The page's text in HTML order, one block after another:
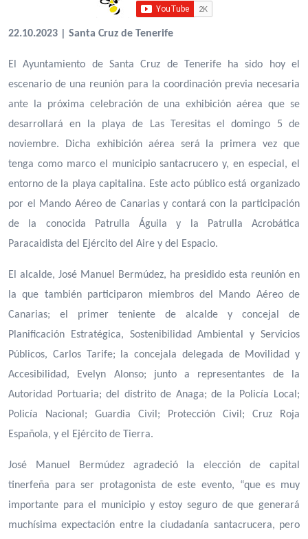
22.10.2023 | Santa Cruz de Tenerife
El Ayuntamiento de Santa Cruz de Tenerife ha sido hoy el
escenario de una reunión para la coordinación previa necesaria
ante la próxima celebración de una exhibición aérea que se
desarrollará en la playa de Las Teresitas el domingo 5 de
noviembre. Dicha exhibición aérea será la primera vez que
tenga como marco el municipio santacrucero y, en especial, el
entorno de la playa capitalina. Este acto público está organizado
por el Mando Aéreo de Canarias y contará con la participación
de la conocida Patrulla Águila y la Patrulla Acrobática
Paracaidista del Ejército del Aire y del Espacio.
El alcalde, José Manuel Bermúdez, ha presidido esta reunión en
la que también participaron miembros del Mando Aéreo de
Canarias; el primer teniente de alcalde y concejal de
Planificación Estratégica, Sostenibilidad Ambiental y Servicios
Públicos, Carlos Tarife; la concejala delegada de Movilidad y
Accesibilidad, Evelyn Alonso; junto a representantes de la
Autoridad Portuaria; del distrito de Anaga; de la Policía Local;
Policía Nacional; Guardia Civil; Protección Civil; Cruz Roja
Española, y el Ejército de Tierra.
José Manuel Bermúdez agradeció la elección de capital
tinerfeña para ser protagonista de este evento, “que es muy
importante para el municipio y estoy seguro de que generará
muchísima expectación entre la ciudadanía santacrucera, pero